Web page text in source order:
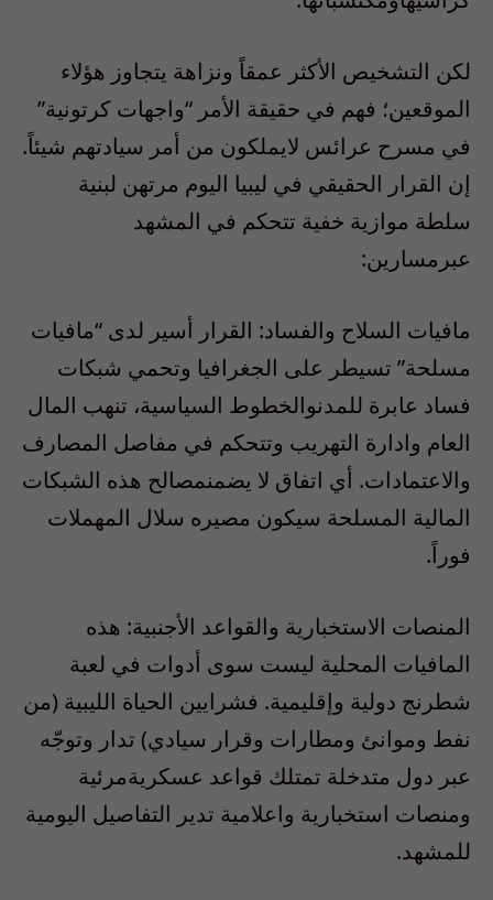
لكن التشخيص الأكثر عمقا ونزاهة يتجاوز هؤلاء
الموقعين؛ فهم في حقيقة الأمر “واجهات كرتونية”
في مسرح عرائس لايملكون من أمر سيادتهم شيئاً.
إن القرار الحقيقي في ليبيا اليوم مرتهن لبنية
سلطة موازية خفية تتحكم في المشهد
عبر مسارين:
مافيات السلاح والفساد: القرار أسير لدى “مافيات
مسلحة” تسيطر على الجغرافيا وتحمي شبكات
فساد عابرة للمدنوالخطوط السياسية، تنهب المال
العام وادارة التهريب وتتحكم في مفاصل المصارف
والاعتمادات. أي اتفاق لا يضمنمصالح هذه الشبكات
المالية المسلحة سيكون مصيره سلال المهملات
فوراً.
المنصات الاستخبارية والقواعد الأجنبية: هذه
المافيات المحلية ليست سوى أدوات في لعبة
شطرنج دولية وإقليمية. فشرايين الحياة الليبية (من
نفط وموانئ ومطارات وقرار سيادي) تدار وتوجه
عبر دول متدخلة تمتلك قواعد عسكريةمرئية
ومنصات استخبارية واعلامية تدير التفاصيل اليومية
للمشهد.